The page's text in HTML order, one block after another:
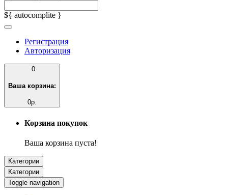
${ autocomplite }
Регистрация
Авторизация
0
Ваша корзина:
0р.
Корзина покупок
Ваша корзина пуста!
Категории
Категории
Toggle navigation